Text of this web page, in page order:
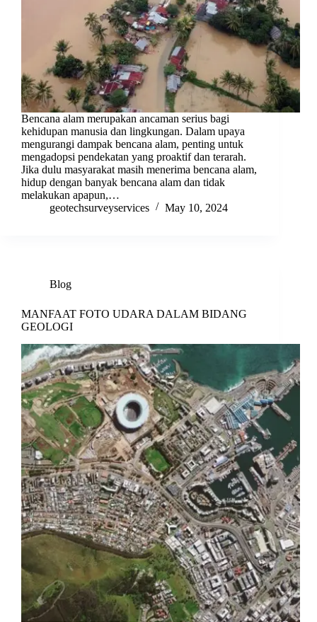
Bencana alam merupakan ancaman serius bagi
kehidupan manusia dan lingkungan. Dalam upaya
mengurangi dampak bencana alam, penting untuk
mengadopsi pendekatan yang proaktif dan terarah.
Jika dulu masyarakat masih menerima bencana alam,
hidup dengan banyak bencana alam dan tidak
melakukan apapun,…
geotechsurveyservices
May 10, 2024
Blog
MANFAAT FOTO UDARA DALAM BIDANG
GEOLOGI